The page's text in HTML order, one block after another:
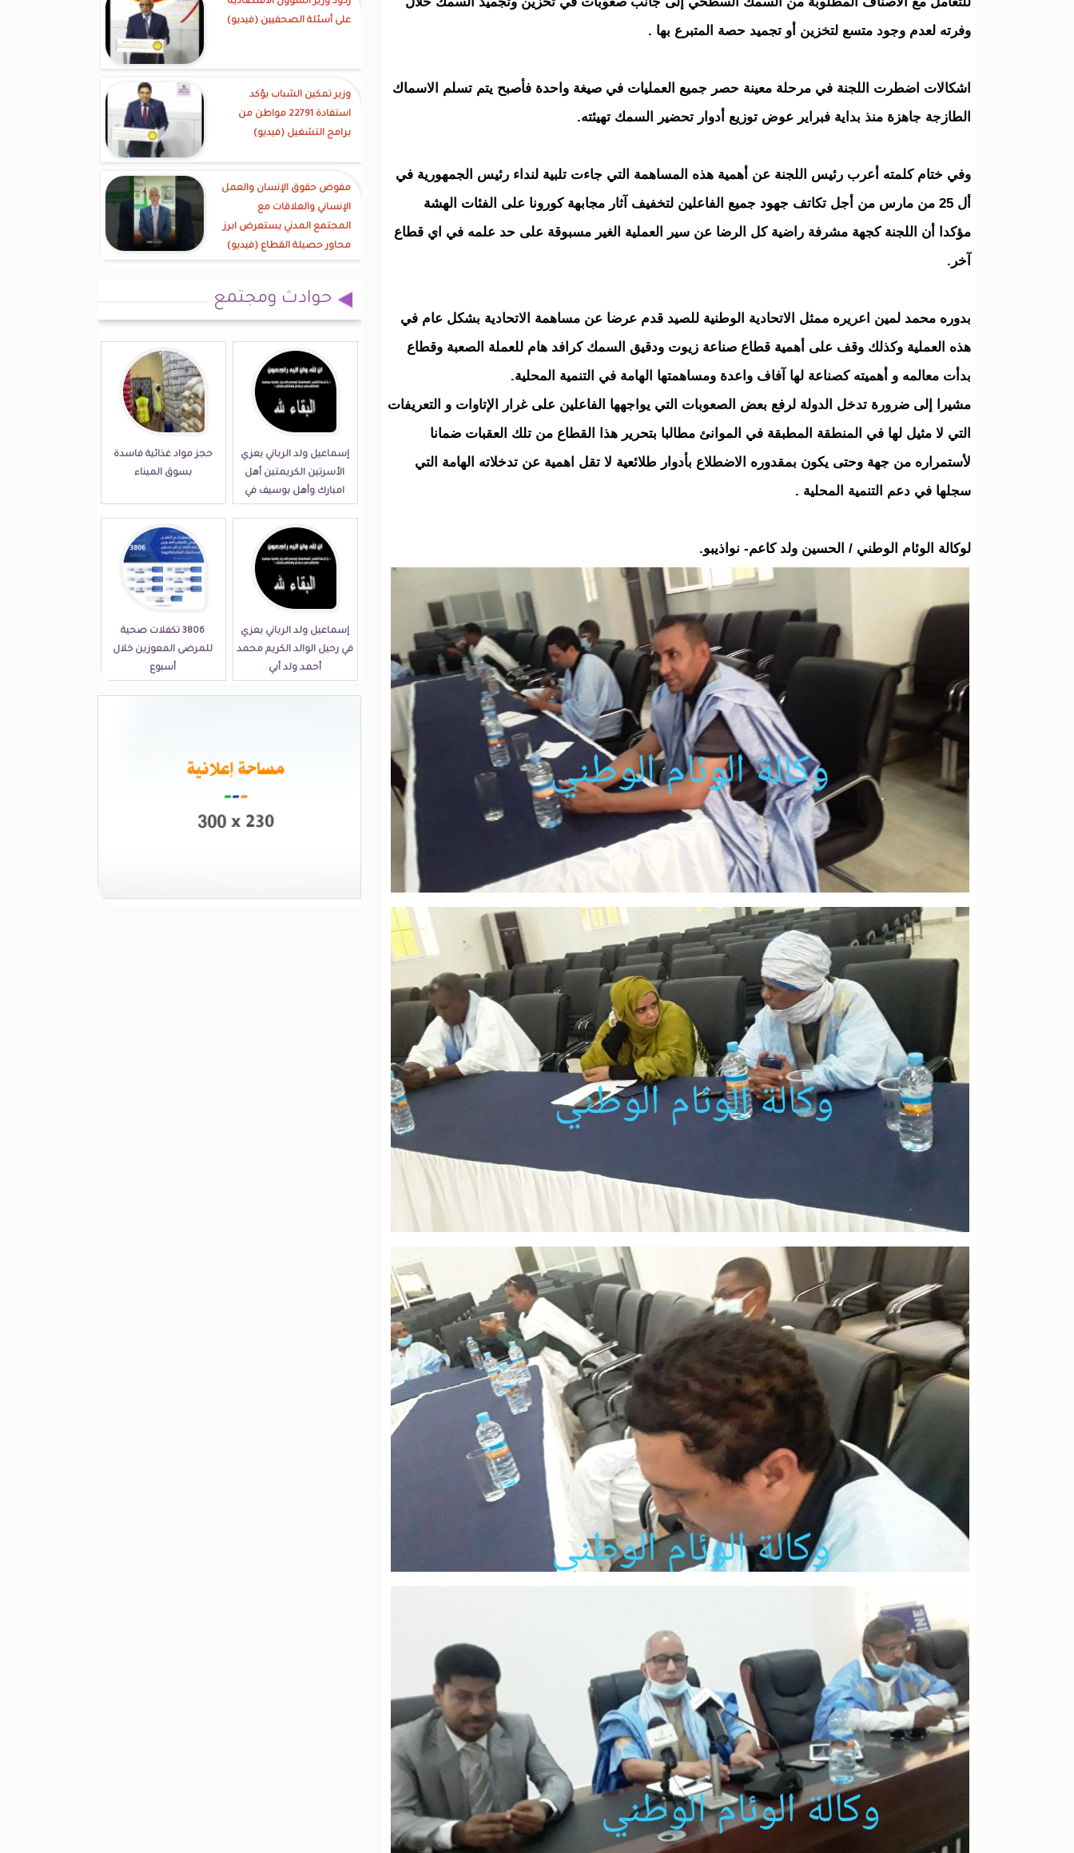
وفرته لعدم وجود متسع لتخزين أو تجميد حصة المتبرع بها .
اشكالات اضطرت اللجنة في مرحلة معينة حصر جميع العمليات في صيغة واحدة فأصبح يتم تسلم الاسماك
الطازجة جاهزة منذ بداية فبراير عوض توزيع أدوار تحضير السمك تهيئته.
وفي ختام كلمته أعرب رئيس اللجنة عن أهمية هذه المساهمة التي جاءت تلبية لنداء رئيس الجمهورية في
أل 25 من مارس من أجل تكاتف جهود جميع الفاعلين لتخفيف آثار مجابهة كورونا على الفئات الهشة
مؤكدا أن اللجنة كجهة مشرفة راضية كل الرضا عن سير العملية الغير مسبوقة على حد علمه في اي قطاع
آخر.
بدوره محمد لمين اعريره ممثل الاتحادية الوطنية للصيد قدم عرضا عن مساهمة الاتحادية بشكل عام في
هذه العملية وكذلك وقف على أهمية قطاع صناعة زيوت ودقيق السمك كرافد هام للعملة الصعبة وقطاع
بدأت معالمه و أهميته كصناعة لها آفاف واعدة ومساهمتها الهامة في التنمية المحلية.
مشيرا إلى ضرورة تدخل الدولة لرفع بعض الصعوبات التي يواجهها الفاعلين على غرار الإتاوات و التعريفات
التي لا مثيل لها في المنطقة المطبقة في الموانئ مطالبا بتحرير هذا القطاع من تلك العقبات ضمانا
لأستمراره من جهة وحتى يكون بمقدوره الاضطلاع بأدوار طلائعية لا تقل اهمية عن تدخلاته الهامة التي
سجلها في دعم التنمية المحلية .
لوكالة الوئام الوطني / الحسين ولد كاعم- نواذيبو.
على أسئلة الصحفيين (فيديو)
وزير تمكين الشباب يؤكد
استفادة 22791 مواطن من
برامج التشغيل (فيديو)
مفوض حقوق الإنسان والعمل
الإنساني والعلاقات مع
المجتمع المدني يستعرض ابرز
محاور حصيلة القطاع (فيديو)
حوادث ومجتمع
إسماعيل ولد الرباني يعزي
الأسرتين الكريمتين أهل
امبارك وأهل بوسيف في
حجز مواد غذائية فاسدة
بسوق الميناء
إسماعيل ولد الرباني يعزي
في رحيل الوالد الكريم محمد
أحمد ولد أبي
3806 تكفلات صحية
للمرضى المعوزين خلال
أسبوع